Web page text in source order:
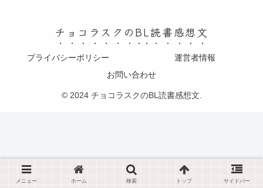
チョコラスクのBL読書感想文
プライバシーポリシー
運営者情報
お問い合わせ
© 2024 チョコラスクのBL読書感想文.
メニュー ホーム 検索 トップ サイドバー